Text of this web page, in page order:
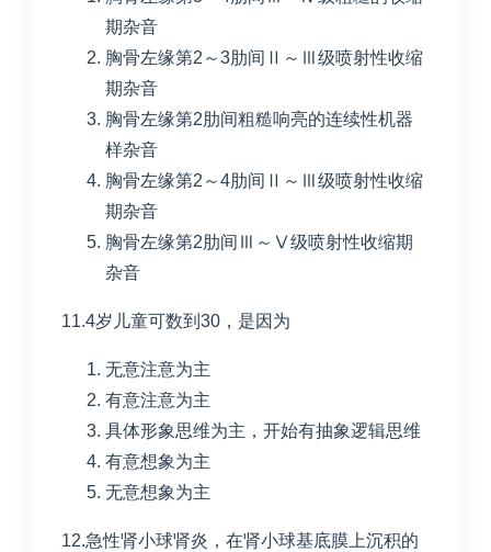
期杂音
胸骨左缘第2 ～3肋间Ⅱ～Ⅲ级喷射性收缩
期杂音
胸骨左缘第2肋间粗糙响亮的连续性机器
样杂音
胸骨左缘第2 ～4肋间Ⅱ～Ⅲ级喷射性收缩
期杂音
胸骨左缘第2肋间Ⅲ～Ⅴ级喷射性收缩期
杂音
11.4岁儿童可数到 30 ，是因为
无意注意为主
有意注意为主
具体形象思维为主，开始有抽象逻辑思维
有意想象为主
无意想象为主
12.急性肾小球肾炎，在肾小球基底膜上沉积的